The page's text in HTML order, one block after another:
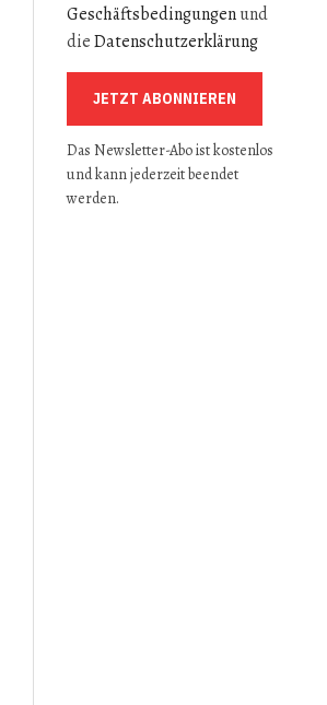
Geschäftsbedingungenund
dieDatenschutzerklärung
JETZT ABONNIEREN
Das Newsletter-Abo ist kostenlos
und kann jederzeit beendet
werden.